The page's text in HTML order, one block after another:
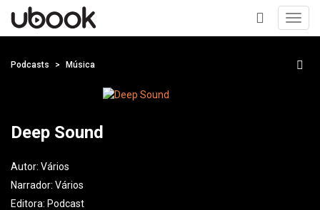
+
Podcasts Música
Deep Sound
Autor: Vários
Narrador: Vários
Editora: Podcast